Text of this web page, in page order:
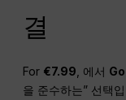
결
For €7.99 , 에서
을 준수하는” 선택